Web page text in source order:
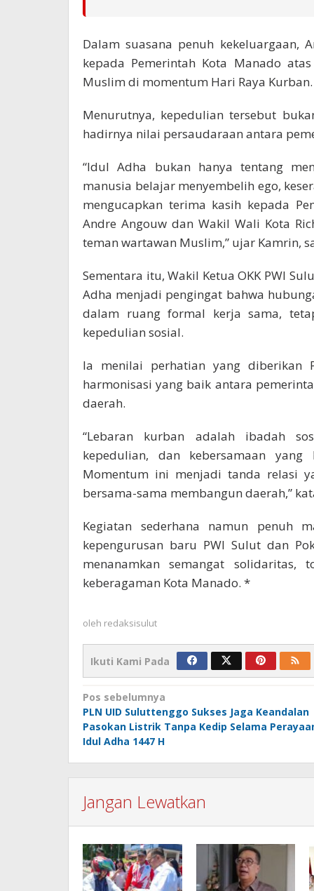
Dalam suasana penuh kekeluargaan,
kepada Pemerintah Kota Manado
Muslim di momentum Hari Raya Kurban.
Menurutnya, kepedulian tersebut
hadirnya nilai persaudaraan antara
“Idul Adha bukan hanya tentang
manusia belajar menyembelih ego,
mengucapkan terima kasih kepada
Andre Angouw dan Wakil Wali Kota
teman wartawan Muslim,” ujar Kamrin,
Sementara itu, Wakil Ketua OKK PWI
Adha menjadi pengingat bahwa
dalam ruang formal kerja sama,
kepedulian sosial.
Ia menilai perhatian yang diberikan
harmonisasi yang baik antara
daerah.
“Lebaran kurban adalah ibadah
kepedulian, dan kebersamaan
Momentum ini menjadi tanda relasi
bersama-sama membangun daerah,”
Kegiatan sederhana namun penuh
kepengurusan baru PWI Sulut dan
menanamkan semangat
keberagaman Kota Manado. *
oleh redaksisulut
Ikuti Kami Pada
Navigasi
pos
Pos sebelumnya
PLN UID Suluttenggo Sukses Jaga Keandalan
Pasokan Listrik Tanpa Kedip Selama
Idul Adha 1447 H
Jangan Lewatkan